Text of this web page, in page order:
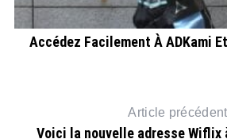
Accédez Facilement À ADKami
Article précédent
Voici la nouvelle adresse Wiflix